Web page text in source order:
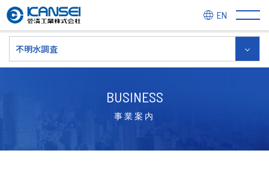
EN
BUSINESS
事業案内
不明水調査